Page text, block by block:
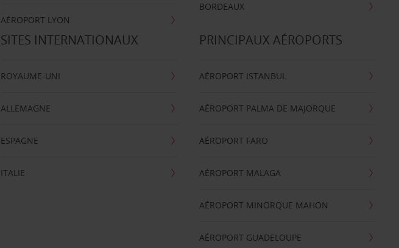
AÉROPORT LYON
BORDEAUX
SITES INTERNATIONAUX
ROYAUME-UNI
ALLEMAGNE
ESPAGNE
ITALIE
PRINCIPAUX AÉROPORTS
AÉROPORT ISTANBUL
AÉROPORT PALMA DE MAJORQUE
AÉROPORT FARO
AÉROPORT MALAGA
AÉROPORT MINORQUE MAHON
AÉROPORT GUADELOUPE